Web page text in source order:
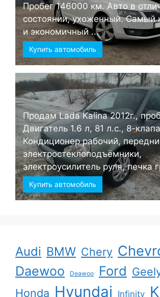
Пробег 146000 км. Авто в
состоянии, ухоженный. Самый
и экономичный ...
Купить автомобиль
Продам Lada Kalina 2012г.,
Двигатель 1.6 л, 81 л.с., 8-
Кондиционер рабочий,
электростеклоподъёмники,
электроусилитель руля, печка
Купить автомобиль
Audi BMW Chery
Daewoo Deawoo Ford
Honda Hyundai Infinity